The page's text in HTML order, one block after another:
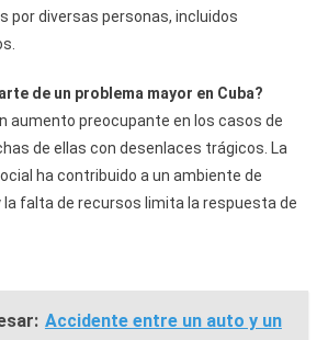
por diversas personas, incluidos
de un problema mayor en Cuba?
aumento preocupante en los casos de
de ellas con desenlaces trágicos. La
ha contribuido a un ambiente de
la falta de recursos limita la respuesta de
Accidente entre un auto y un